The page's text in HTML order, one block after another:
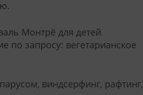
Монтрё для детей
по запросу: вегетарианское
виндсерфинг, рафтинг,